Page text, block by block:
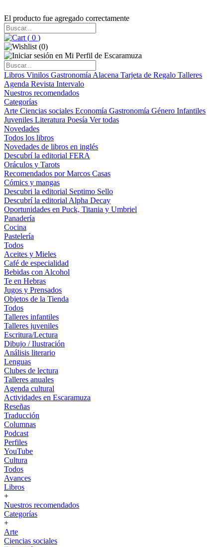
El producto fue agregado correctamente
( 0 )
(0)
Libros Vinilos Gastronomía Alacena Tarjeta de Regalo Talleres
Agenda Revista Intervalo
Nuestros recomendados
Categorías
Arte Ciencias sociales Economía Gastronomía Género Infantiles
Juveniles Literatura Poesía Ver todas
Novedades
Todos los libros
Novedades de libros en inglés
Descubrí la editorial FERA
Oráculos y Tarots
Recomendados por Marcos Casas
Cómics y mangas
Descubri la editorial Septimo Sello
Descubrí la editorial Alpha Decay
Oportunidades en Puck, Titania y Umbriel
Panadería
Cocina
Pastelería
Todos
Aceites y Mieles
Café de especialidad
Bebidas con Alcohol
Te en Hebras
Jugos y Prensados
Objetos de la Tienda
Todos
Talleres infantiles
Talleres juveniles
Escritura/Lectura
Dibujo / Ilustración
Análisis literario
Lenguas
Clubes de lectura
Talleres anuales
Agenda cultural
Actividades en Escaramuza
Reseñas
Traducción
Columnas
Podcast
Perfiles
YouTube
Cultura
Todos
Avances
Libros
+
Nuestros recomendados
Categorías
+
Arte
Ciencias sociales